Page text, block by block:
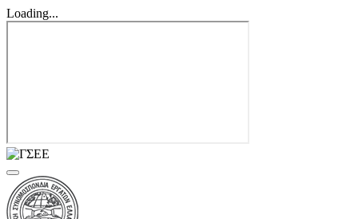
Loading...